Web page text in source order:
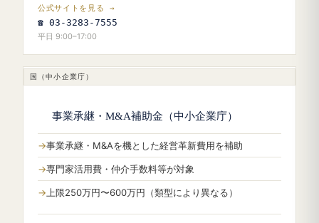
公式サイトを見る →
☎ 03-3283-7555
平日 9:00–17:00
国（中小企業庁）
事業承継・M&A補助金（中小企業庁）
事業承継・M&Aを機とした経営革新費用を補助
専門家活用費・仲介手数料等が対象
上限250万円〜600万円（類型により異なる）